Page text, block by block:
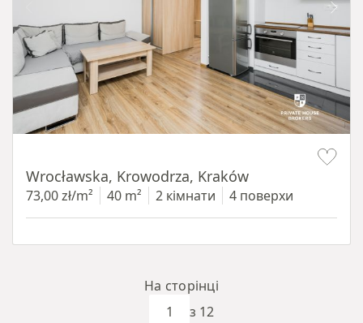
Wrocławska, Krowodrza, Kraków
73,00 zł/m² 40 m² 2 кімнати 4 поверхи
з 12
На сторінці